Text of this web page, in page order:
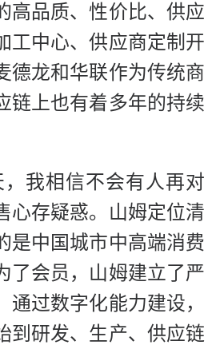
高品质、性价比、供应
工中心、供应商定制开
德龙和华联作为传统商
链上也有着多年的持续
，我相信不会有人再对
心存疑惑。山姆定位清
是中国城市中高端消费
了会员，山姆建立了严
通过数字化能力建设，
到研发、生产、供应链